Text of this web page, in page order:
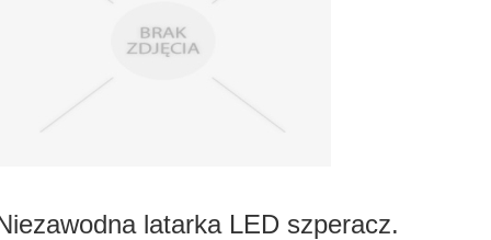
latarka LED szperacz.